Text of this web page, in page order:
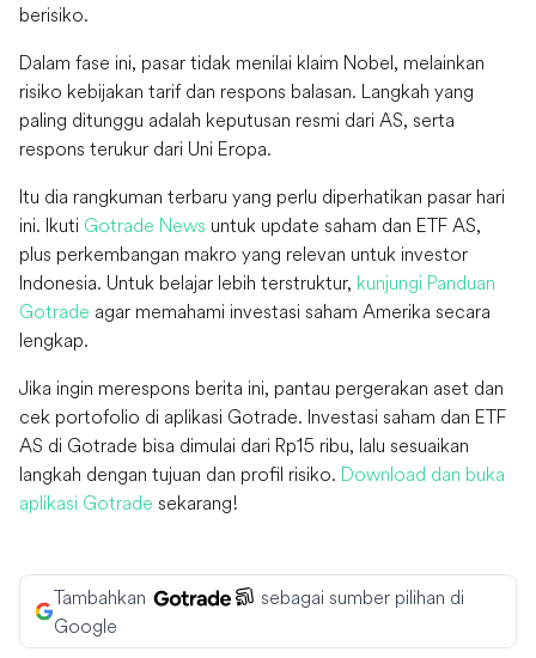
berisiko.
Dalam fase ini, pasar tidak menilai klaim Nobel, melainkan
risiko kebijakan tarif dan respons balasan. Langkah yang
paling ditunggu adalah keputusan resmi dari AS, serta
respons terukur dari Uni Eropa.
Itu dia rangkuman terbaru yang perlu diperhatikan pasar hari
ini. Ikuti Gotrade News untuk update saham dan ETF AS,
plus perkembangan makro yang relevan untuk investor
Indonesia. Untuk belajar lebih terstruktur, kunjungi Panduan
Gotrade agar memahami investasi saham Amerika secara
lengkap.
Jika ingin merespons berita ini, pantau pergerakan aset dan
cek portofolio di aplikasi Gotrade. Investasi saham dan ETF
AS di Gotrade bisa dimulai dari Rp15 ribu, lalu sesuaikan
langkah dengan tujuan dan profil risiko. Download dan buka
aplikasi Gotrade sekarang!
Tambahkan
sebagai sumber pilihan di
Google